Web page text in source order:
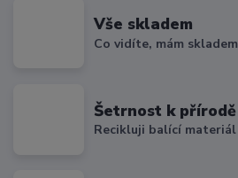
Vše skladem
Co vidíte, mám skladem
Šetrnost k přírodě
Recikluji balící materiál